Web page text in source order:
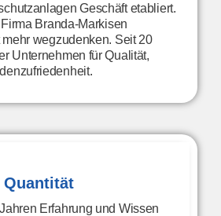
Geschäft etabliert.
Branda-Markisen
wegzudenken. Seit 20
Unternehmen für Qualität,
Erfahrung und Wissen